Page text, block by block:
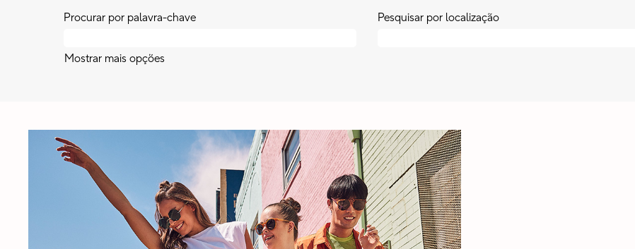
Procurar por palavra-chave Pesquisar por localização
Mostrar mais opções